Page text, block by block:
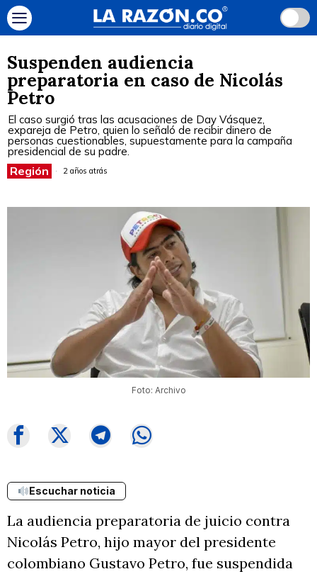
Suspenden audiencia
preparatoria en caso de Nicolás
Petro
El caso surgió tras las acusaciones de Day Vásquez,
expareja de Petro, quien lo señaló de recibir dinero de
personas cuestionables, supuestamente para la campaña
presidencial de su padre.
Región 2 años atrás
Foto: Archivo
Escuchar noticia
La audiencia preparatoria de juicio contra
Nicolás Petro, hijo mayor del presidente
colombiano Gustavo Petro, fue suspendida